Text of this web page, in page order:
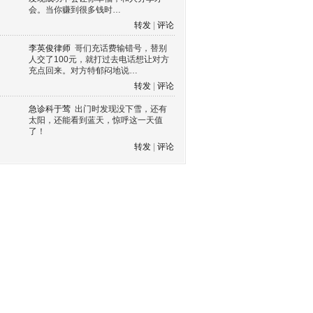
会。当你赚到很多钱时…
转发
评论
李英俊律师 哥们充话费输错号，替别
人交了100元，就打过去电话想让对方
充点回来。对方特郁闷地说…
转发
评论
急诊科于莺 出门时发现没下雪，还有
太阳，还能看到蓝天，惊呼这一天值
了！
转发
评论